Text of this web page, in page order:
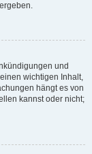
und
wichtigen Inhalt,
hängt es von
kannst oder nicht;